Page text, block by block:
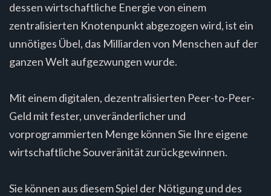
dessen wirtschaftliche Energie von einem
zentralisierten Knotenpunkt abgezogen wird, ist ein
unnötiges Übel, das Milliarden von Menschen auf der
ganzen Welt aufgezwungen wurde.
Mit einem digitalen, dezentralisierten Peer-to-Peer-
Geld mit fester, unveränderlicher und
vorprogrammierten Menge können Sie Ihre eigene
wirtschaftliche Souveränität zurückgewinnen.
Sie können aus diesem Spiel der Nötigung und des